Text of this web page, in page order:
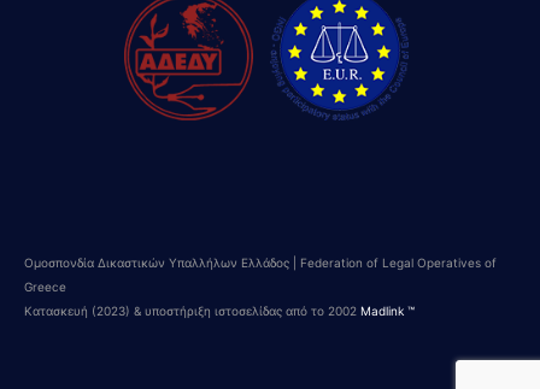
Ομοσπονδία Δικαστικών Υπαλλήλων Ελλάδος | Federation of Legal Operatives of
Greece
Κατασκευή (2023) & υποστήριξη ιστοσελίδας από το 2002 Madlink ™